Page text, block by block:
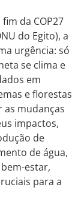
da COP27
do Egito), a
urgência: só
se clima e
em
e florestas
as mudanças
impactos,
de
de água,
estar,
para a